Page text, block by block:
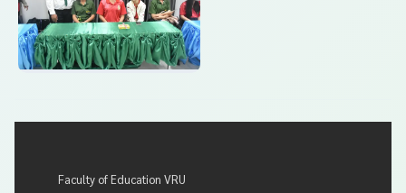
Faculty of Education VRU